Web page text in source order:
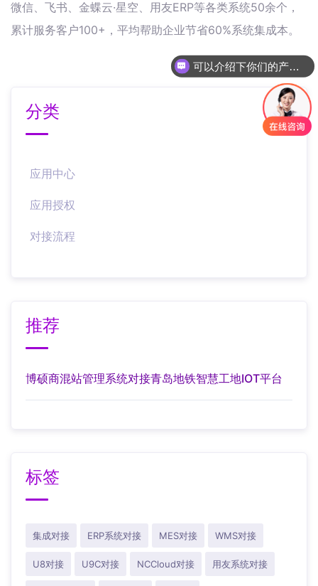
微信、飞书、金蝶云·星空、用友ERP等各类系统50余个，
累计服务客户100+，平均帮助企业节省60%系统集成本。
分类
应用中心
应用授权
对接流程
推荐
博硕商混站管理系统对接青岛地铁智慧工地IOT平台
标签
集成对接 ERP系统对接 MES对接 WMS对接
U8对接 U9C对接 NCCloud对接 用友系统对接
可以介绍下你们的产品么